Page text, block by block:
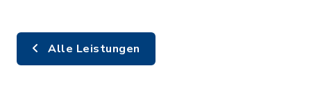
Alle Leistungen